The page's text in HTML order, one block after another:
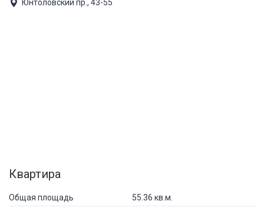
Юнтоловский пр., 43-55
Квартира
Общая площадь 55.36 кв.м.